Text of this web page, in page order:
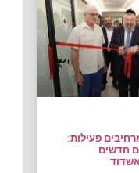
פעילות:
חדשים